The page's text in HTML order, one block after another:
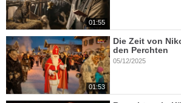
01:55
01:53
Die Zeit von
den Perchten
05/12/2025